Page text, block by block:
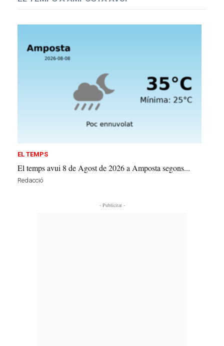
EL TEMPS
El temps avui 8 de Agost de 2026 a Amposta segons...
Redacció
- Publicitat -